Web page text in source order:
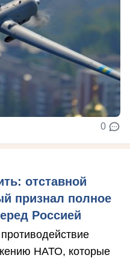
0
отставной
признал полное
Россией
НАТО, которые